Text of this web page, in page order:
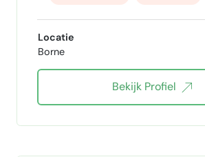
Wordpress maatwerk HTML
Locatie
Borne
Bekijk Profiel